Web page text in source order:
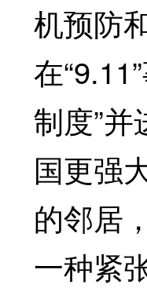
机预防
在
制度”
国更强
的邻居
一种紧